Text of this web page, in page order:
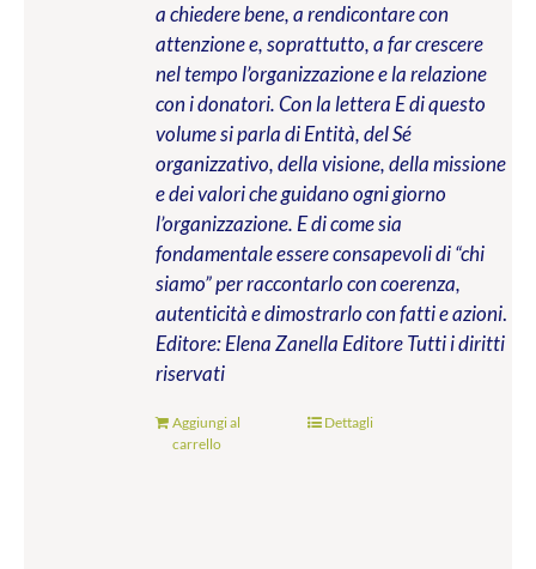
a chiedere bene, a rendicontare con
attenzione e, soprattutto, a far crescere
nel tempo l’organizzazione e la relazione
con i donatori. Con la lettera E di questo
volume si parla di Entità, del Sé
organizzativo, della visione, della missione
e dei valori che guidano ogni giorno
l’organizzazione. E di come sia
fondamentale essere consapevoli di “chi
siamo” per raccontarlo con coerenza,
autenticità e dimostrarlo con fatti e azioni.
Editore: Elena Zanella EditoreTutti i diritti
riservati
Aggiungi al
carrello
Dettagli